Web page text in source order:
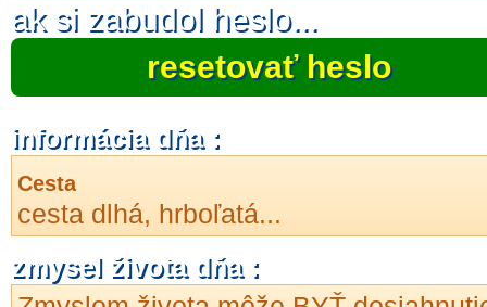
ak si zabudol heslo...
resetovať heslo
informácia dňa :
Cesta
cesta dlhá, hrboľatá...
zmysel života dňa :